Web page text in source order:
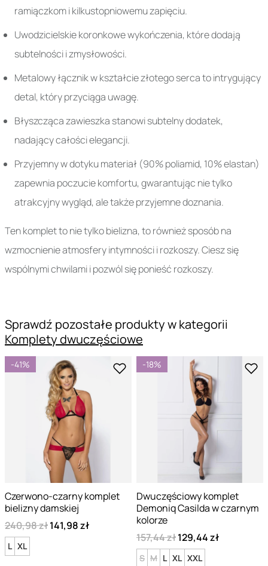
ramiączkom i kilkustopniowemu zapięciu.
Uwodzicielskie koronkowe wykończenia, które dodają
subtelności i zmysłowości.
Metalowy łącznik w kształcie złotego serca to intrygujący
detal, który przyciąga uwagę.
Błyszcząca zawieszka stanowi subtelny dodatek,
nadający całości elegancji.
Przyjemny w dotyku materiał (90% poliamid, 10% elastan)
zapewnia poczucie komfortu, gwarantując nie tylko
atrakcyjny wygląd, ale także przyjemne doznania.
Ten komplet to nie tylko bielizna, to również sposób na
wzmocnienie atmosfery intymności i rozkoszy. Ciesz się
wspólnymi chwilami i pozwól się ponieść rozkoszy.
Sprawdź pozostałe produkty w kategorii
Komplety dwuczęściowe
-41%
Czerwono-czarny komplet
bielizny damskiej
240,98 zł141,98 zł
L XL
-18%
Dwuczęściowy komplet
Demoniq Casilda w czarnym
kolorze
157,44 zł129,44 zł
S M L XL XXL